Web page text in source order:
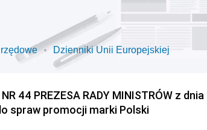
Dzienniki Unii Europejskiej
44 PREZESA RADY MINISTRÓW z
spraw promocji marki Polski